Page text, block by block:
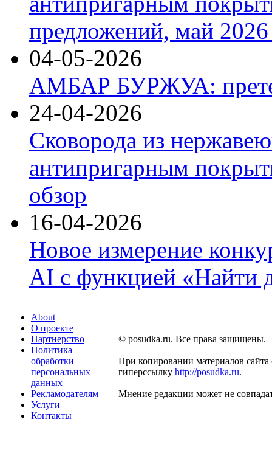
предложений, май 2026
04-05-2026
АМБАР БУРЖУА:
24-04-2026
Сковорода из
антипригарным
обзор
16-04-2026
Новое измерение
AI с функцией «Найти
About
О проекте
Партнерство
Политика
обработки
персональных
данных
Рекламодателям
Услуги
Контакты
© posudka.ru. Все права защищены.
При копировании материалов сайта
гиперссылку http://posudka.ru.
Мнение редакции может не